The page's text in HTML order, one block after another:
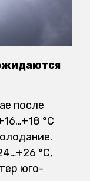
после
°C
°C,
юго-